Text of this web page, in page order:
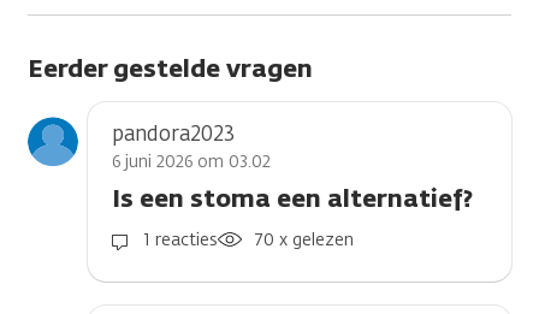
vragen
Eerder gestelde vragen
pandora2023
6 juni 2026 om 03.02
Is een stoma een alternatief?
1 reacties 70 x gelezen